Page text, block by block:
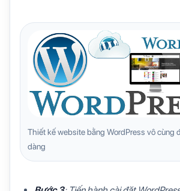
Thiết kế website bằng WordPress vô cùng
dàng